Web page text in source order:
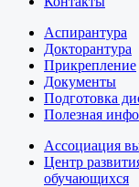
Аспирантура
Докторантура
Прикрепление
Документы
Подготовка
Полезная
Ассоциация
Центр
обучающихся